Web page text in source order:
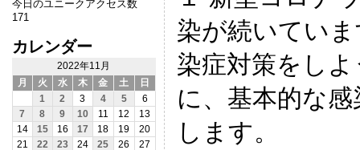
今日のユニークアクセス数
171
カレンダー
2022年11月
月
火 水 木 金 土 日
1 2 3 4 5
6
7
8 9 10 11 12
13
14
15 16 17 18 19
20
21
22 23 24 25 26
27
染が続いてい
染症対策をし
に、基本的な
します。